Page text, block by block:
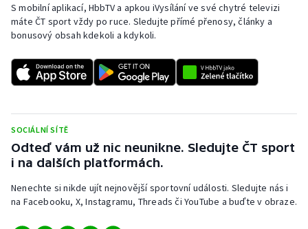
S mobilní aplikací, HbbTV a apkou iVysílání ve své chytré televizi
máte ČT sport vždy po ruce. Sledujte přímé přenosy, články a
bonusový obsah kdekoli a kdykoli.
SOCIÁLNÍ SÍTĚ
Odteď vám už nic neunikne. Sledujte ČT sport
i na dalších platformách.
Nenechte si nikde ujít nejnovější sportovní události. Sledujte nás i
na Facebooku, X, Instagramu, Threads či YouTube a buďte v obraze.